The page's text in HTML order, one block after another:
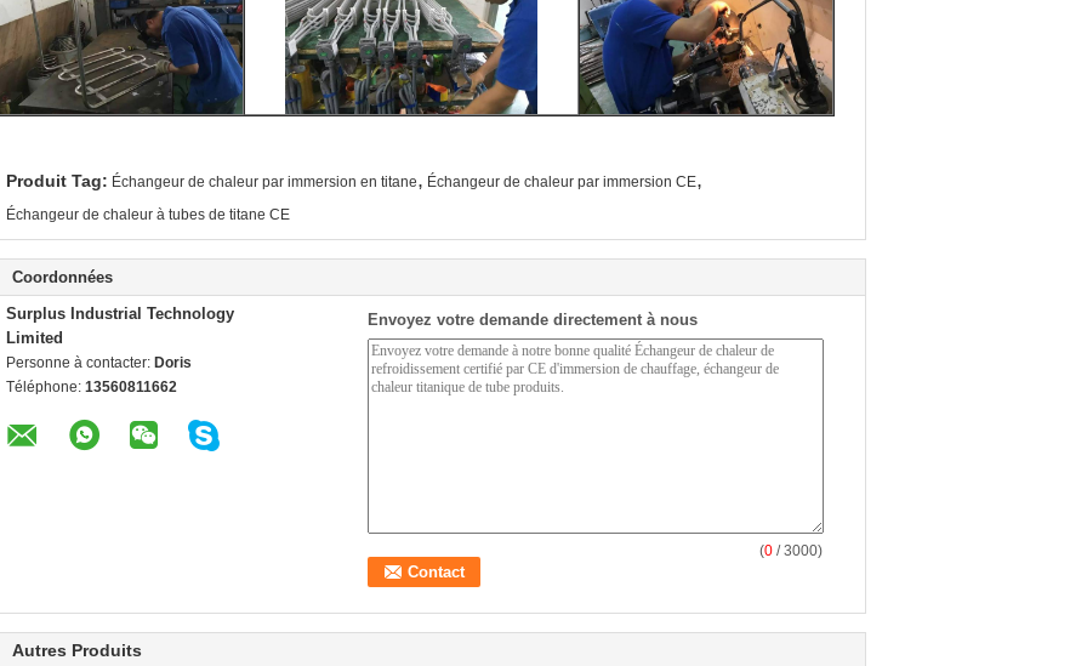
Produit Tag: Échangeur de chaleur par immersion en titane, Échangeur de chaleur par immersion CE,
Échangeur de chaleur à tubes de titane CE
Coordonnées
Surplus Industrial Technology
Limited
Personne à contacter: Doris
Téléphone: 13560811662
Envoyez votre demande directement à nous
(0 / 3000)
Autres Produits